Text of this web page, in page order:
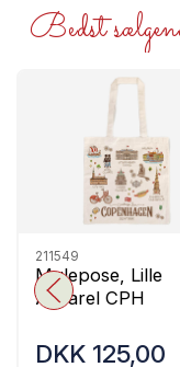
Bedst
211549
Mulepose, Lille
Akvarel CPH
DKK 125,00